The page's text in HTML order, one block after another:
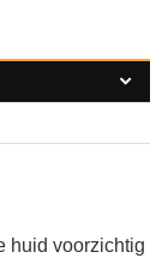
huid voorzichtig